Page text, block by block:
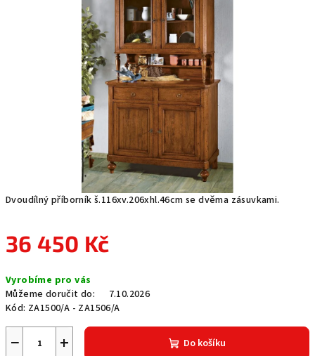
Dvoudílný příborník š.116xv.206xhl.46cm se dvěma zásuvkami.
36 450 Kč
cena:
Vyrobíme pro vás
Můžeme doručit do:
7.10.2026
Kód: ZA1500/A - ZA1506/A
+
− Do košíku
0,0
hvězdiček.